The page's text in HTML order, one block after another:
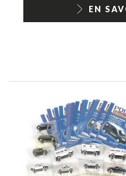
1/18ème moderneEN